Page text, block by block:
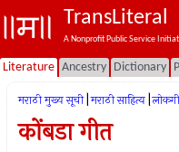
TransLiteral
A Nonprofit Public Service
Literature Ancestry Dictionary
मराठी मुख्य सूची मराठी साहित्य
कोंबडा गीत